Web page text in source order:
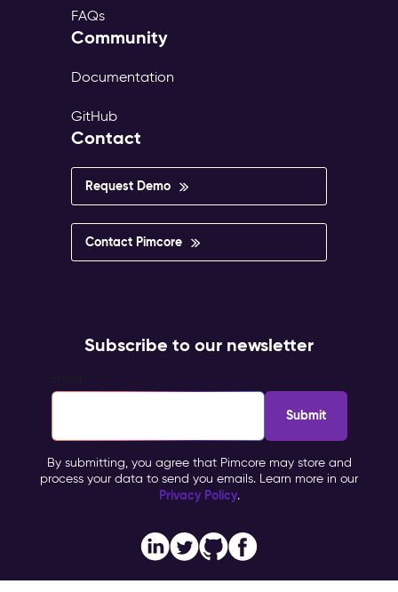
FAQs
Community
Documentation
GitHub
Contact
Request Demo
Contact Pimcore
Subscribe to our newsletter
By submitting, you agree that Pimcore may store and
process your data to send you emails. Learn more in our
Privacy Policy.